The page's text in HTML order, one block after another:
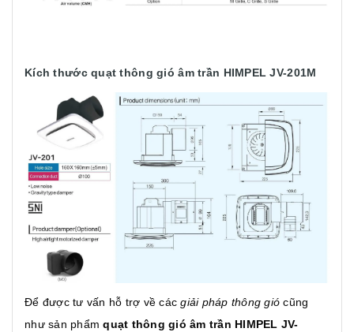
Kích thước quạt thông gió âm trần HIMPEL JV-201M
Để được tư vấn hỗ trợ về cácgiải pháp thông giócũng
như sản phẩmquạt thông gió âm trần HIMPEL JV-